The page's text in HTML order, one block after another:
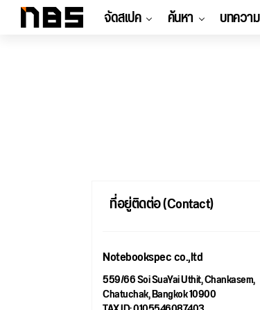
จัดสเปค ค้นหา บทความ
ที่อยู่ติดต่อ (Contact)
Notebookspec co.,ltd
559/66 Soi SuaYai Uthit, Chankasem,
Chatuchak, Bangkok 10900